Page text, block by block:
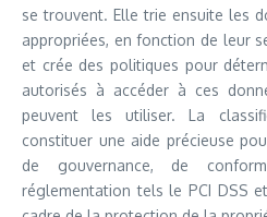
se trouvent. Elle trie ensuite les
appropriées, en fonction de leur
et crée des politiques pour
autorisés à accéder à ces
peuvent les utiliser. La
constituer une aide précieuse
de gouvernance, de
réglementation tels le PCI DSS